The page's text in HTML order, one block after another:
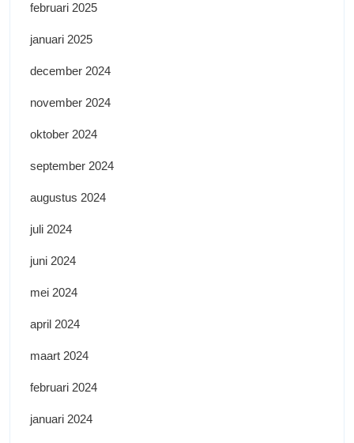
februari 2025
januari 2025
december 2024
november 2024
oktober 2024
september 2024
augustus 2024
juli 2024
juni 2024
mei 2024
april 2024
maart 2024
februari 2024
januari 2024